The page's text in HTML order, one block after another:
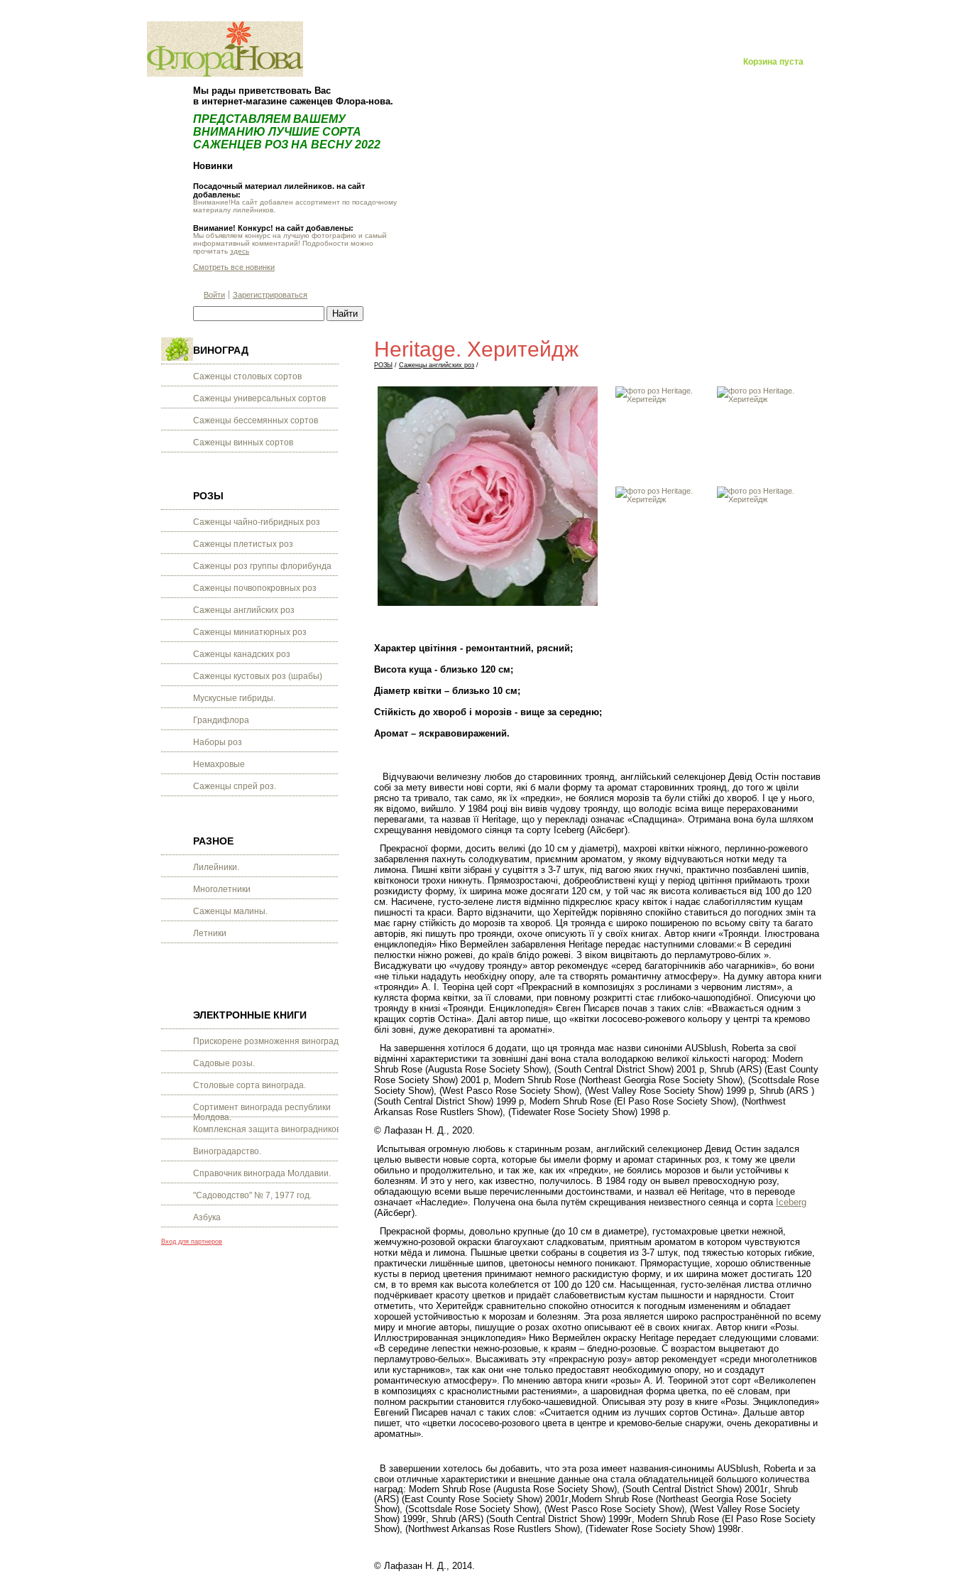
Корзина пуста
Мы рады приветствовать Вас
в интернет-магазине саженцев Флора-нова.
ПРЕДСТАВЛЯЕМ ВАШЕМУ
ВНИМАНИЮ ЛУЧШИЕ СОРТА
САЖЕНЦЕВ РОЗ НА ВЕСНУ 2022
Новинки
Посадочный материал лилейников. на сайт
добавлены:
Внимание!На сайт добавлен ассортимент по посадочному
материалу лилейников.
Внимание! Конкурс! на сайт добавлены:
Мы объявляем конкурс на лучшую фотографию и самый
информативный комментарий! Подробности можно
прочитать здесь
Смотреть все новинки
Войти Зарегистрироваться
ВИНОГРАД
Саженцы столовых сортов
Саженцы универсальных сортов
Саженцы бессемянных сортов
Саженцы винных сортов
РОЗЫ
Саженцы чайно-гибридных роз
Саженцы плетистых роз
Саженцы роз группы флорибунда
Саженцы почвопокровных роз
Саженцы английских роз
Саженцы миниатюрных роз
Саженцы канадских роз
Саженцы кустовых роз (шрабы)
Мускусные гибриды.
Грандифлора
Наборы роз
Немахровые
Саженцы спрей роз.
РАЗНОЕ
Лилейники.
Многолетники
Саженцы малины.
Летники
ЭЛЕКТРОННЫЕ КНИГИ
Прискорене розмноження винограду.
Садовые розы.
Столовые сорта винограда.
Сортимент винограда республики
Молдова.
Комплексная защита виноградников.
Виноградарство.
Справочник винограда Молдавии.
"Садоводство" № 7, 1977 год.
Азбука
Вход для партнеров
Heritage. Херитейдж
РОЗЫ / Саженцы английских роз /
Характер цвітіння - ремонтантний, рясний;
Висота куща - близько 120 см;
Діаметр квітки – близько 10 см;
Стійкість до хвороб і морозів - вище за середню;
Аромат – яскравовиражений.
Відчуваючи величезну любов до старовинних троянд, англійський селекціонер Девід Остін поставив
собі за мету вивести нові сорти, які б мали форму та аромат старовинних троянд, до того ж цвіли
рясно та тривало, так само, як їх «предки», не боялися морозів та були стійкі до хвороб. І це у нього,
як відомо, вийшло. У 1984 році він вивів чудову троянду, що володіє всіма вище перерахованими
перевагами, та назвав її Heritage, що у перекладі означає «Спадщина». Отримана вона була шляхом
схрещування невідомого сіянця та сорту Iceberg (Айсберг).
Прекрасної форми, досить великі (до 10 см у діаметрі), махрові квітки ніжного, перлинно-рожевого
забарвлення пахнуть солодкуватим, приємним ароматом, у якому відчуваються нотки меду та
лимона. Пишні квіти зібрані у суцвіття з 3-7 штук, під вагою яких гнучкі, практично позбавлені шипів,
квітконоси трохи никнуть. Прямозростаючі, добреоблиствені кущі у період цвітіння приймають трохи
розкидисту форму, їх ширина може досягати 120 см, у той час як висота коливається від 100 до 120
см. Насичене, густо-зелене листя відмінно підкреслює красу квіток і надає слабогіллястим кущам
пишності та краси. Варто відзначити, що Херітейдж порівняно спокійно ставиться до погодних змін та
має гарну стійкість до морозів та хвороб. Ця троянда є широко поширеною по всьому світу та багато
авторів, які пишуть про троянди, охоче описують її у своїх книгах. Автор книги «Троянди. Ілюстрована
енциклопедія» Ніко Вермейлен забарвлення Heritage передає наступними словами:« В середині
пелюстки ніжно рожеві, до країв блідо рожеві. З віком вицвітають до перламутрово-білих ».
Висаджувати цю «чудову троянду» автор рекомендує «серед багаторічників або чагарників», бо вони
«не тільки нададуть необхідну опору, але та створять романтичну атмосферу». На думку автора книги
«троянди» А. І. Теоріна цей сорт «Прекрасний в композиціях з рослинами з червоним листям», а
куляста форма квітки, за її словами, при повному розкритті стає глибоко-чашоподібної. Описуючи цю
троянду в книзі «Троянди. Енциклопедія» Євген Писарєв почав з таких слів: «Вважається одним з
кращих сортів Остіна». Далі автор пише, що «квітки лососево-рожевого кольору у центрі та кремово
білі зовні, дуже декоративні та ароматні».
На завершення хотілося б додати, що ця троянда має назви синоніми AUSblush, Roberta за свої
відмінні характеристики та зовнішні дані вона стала володаркою великої кількості нагород: Modern
Shrub Rose (Augusta Rose Society Show), (South Central District Show) 2001 р, Shrub (ARS) (East County
Rose Society Show) 2001 р, Modern Shrub Rose (Northeast Georgia Rose Society Show), (Scottsdale Rose
Society Show), (West Pasco Rose Society Show), (West Valley Rose Society Show) 1999 р, Shrub (ARS )
(South Central District Show) 1999 р, Modern Shrub Rose (El Paso Rose Society Show), (Northwest
Arkansas Rose Rustlers Show), (Tidewater Rose Society Show) 1998 р.
© Лафазан Н. Д., 2020.
Испытывая огромную любовь к старинным розам, английский селекционер Девид Остин задался
целью вывести новые сорта, которые бы имели форму и аромат старинных роз, к тому же цвели
обильно и продолжительно, и так же, как их «предки», не боялись морозов и были устойчивы к
болезням. И это у него, как известно, получилось. В 1984 году он вывел превосходную розу,
обладающую всеми выше перечисленными достоинствами, и назвал её Heritage, что в переводе
означает «Наследие». Получена она была путём скрещивания неизвестного сеянца и сорта Iceberg
(Айсберг).
Прекрасной формы, довольно крупные (до 10 см в диаметре), густомахровые цветки нежной,
жемчужно-розовой окраски благоухают сладковатым, приятным ароматом в котором чувствуются
нотки мёда и лимона. Пышные цветки собраны в соцветия из 3-7 штук, под тяжестью которых гибкие,
практически лишённые шипов, цветоносы немного поникают. Пряморастущие, хорошо облиственные
кусты в период цветения принимают немного раскидистую форму, и их ширина может достигать 120
см, в то время как высота колеблется от 100 до 120 см. Насыщенная, густо-зелёная листва отлично
подчёркивает красоту цветков и придаёт слабоветвистым кустам пышности и нарядности. Стоит
отметить, что Херитейдж сравнительно спокойно относится к погодным изменениям и обладает
хорошей устойчивостью к морозам и болезням. Эта роза является широко распространённой по всему
миру и многие авторы, пишущие о розах охотно описывают её в своих книгах. Автор книги «Розы.
Иллюстрированная энциклопедия» Нико Вермейлен окраску Heritage передает следующими словами:
«В середине лепестки нежно-розовые, к краям – бледно-розовые. С возрастом выцветают до
перламутрово-белых». Высаживать эту «прекрасную розу» автор рекомендует «среди многолетников
или кустарников», так как они «не только предоставят необходимую опору, но и создадут
романтическую атмосферу». По мнению автора книги «розы» А. И. Теориной этот сорт «Великолепен
в композициях с краснолистными растениями», а шаровидная форма цветка, по её словам, при
полном раскрытии становится глубоко-чашевидной. Описывая эту розу в книге «Розы. Энциклопедия»
Евгений Писарев начал с таких слов: «Считается одним из лучших сортов Остина». Дальше автор
пишет, что «цветки лососево-розового цвета в центре и кремово-белые снаружи, очень декоративны и
ароматны».
В завершении хотелось бы добавить, что эта роза имеет названия-синонимы AUSblush, Roberta и за
свои отличные характеристики и внешние данные она стала обладательницей большого количества
наград: Modern Shrub Rose (Augusta Rose Society Show), (South Central District Show) 2001г, Shrub
(ARS) (East County Rose Society Show) 2001г,Modern Shrub Rose (Northeast Georgia Rose Society
Show), (Scottsdale Rose Society Show), (West Pasco Rose Society Show), (West Valley Rose Society
Show) 1999г, Shrub (ARS) (South Central District Show) 1999г, Modern Shrub Rose (El Paso Rose Society
Show), (Northwest Arkansas Rose Rustlers Show), (Tidewater Rose Society Show) 1998г.
© Лафазан Н. Д., 2014.